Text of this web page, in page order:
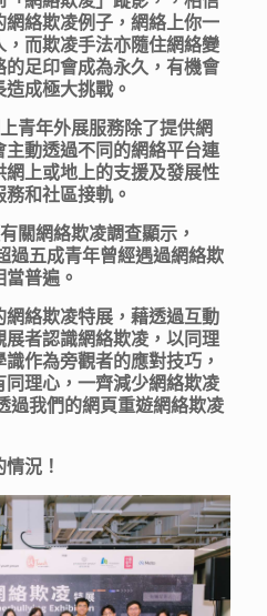
絡欺凌例子，網絡上你一
而欺凌手法亦隨住網絡變
足印會成為永久，有機會
成極大挑戰。
青年外展服務除了提供網
主動透過不同的網絡平台連
上或地上的支援及發展性
和社區接軌。
關網絡欺凌調查顯示，
過五成青年曾經遇過網絡欺
普遍。
絡欺凌特展，藉透過互動
者認識網絡欺凌，以同理
作為旁觀者的應對技巧，
理心，一齊減少網絡欺凌
過我們的網頁重遊網絡欺凌
況！